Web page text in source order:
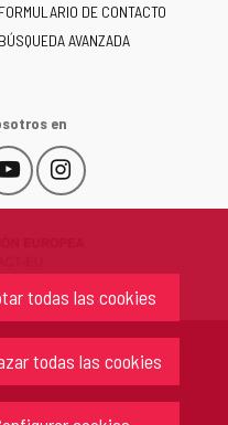
todas las cookies
todas las cookies
FORMULARIO DE CONTACTO
BÚSQUEDA AVANZADA
en
YouTube
Este
enlace
una
ventana
nueva.
Instagram
Este
enlace
una
ventana
nueva.
Castilla y León